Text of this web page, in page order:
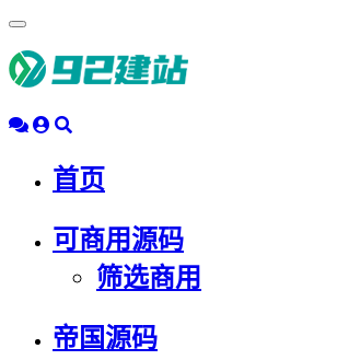
动
导
首页
可商用源码
筛选商用
帝国源码